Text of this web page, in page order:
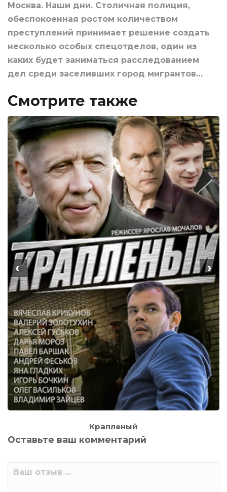
Москва. Наши дни. Столичная полиция,
обеспокоенная ростом количеством
преступлений принимает решение создать
несколько особых спецотделов, один из
каких будет заниматься расследованием
дел среди заселивших город мигрантов…
Смотрите также
Крапленый
‹ ›
Оставьте ваш комментарий